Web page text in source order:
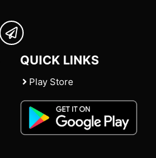
QUICK LINKS
Play Store